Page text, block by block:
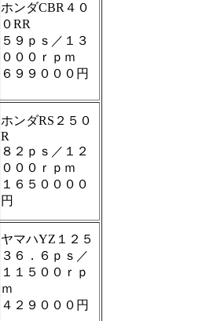
ホンダCBR４０
０RR
５９ｐｓ／１３
０００ｒｐｍ
６９９０００円
ホンダRS２５０
R
８２ｐｓ／１２
０００ｒｐｍ
１６５００００
円
ヤマハYZ１２５
３６．６ｐｓ／
１１５００ｒｐ
ｍ
４２９０００円